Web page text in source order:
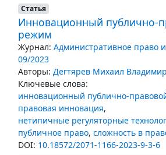
Статья
Инновационный публично-
режим
Журнал: Административное право
09/2023
Авторы: Дегтярев Михаил
Ключевые слова:
инновационный публично-
правовая инновация,
нетипичные регуляторные
публичное право, сложность в
DOI: 10.18572/2071-1166-2023-9-3-6